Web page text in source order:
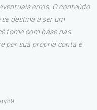
erros. O conteúdo
destina a ser um
tome com base nas
por sua própria conta e